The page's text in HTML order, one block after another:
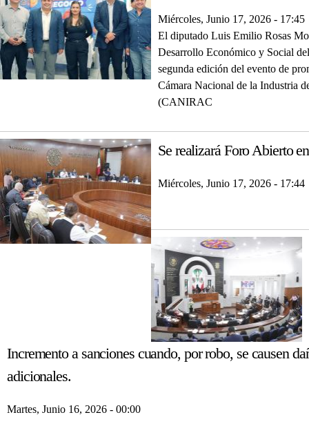
Miércoles, Junio 17, 2026 - 17:45
El diputado Luis Emilio Rosas
Desarrollo Económico y Social
segunda edición del evento de
Cámara Nacional de la Industria
(CANIRAC
Se realizará Foro Abierto
Miércoles, Junio 17, 2026 - 17:44
Incremento a sanciones cuando, por robo, se causen
adicionales.
Martes, Junio 16, 2026 - 00:00